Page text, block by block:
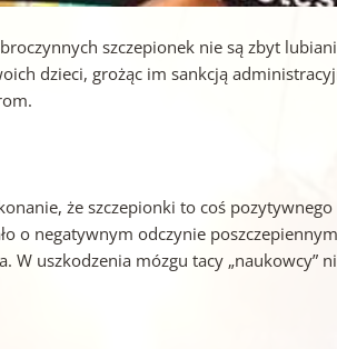
szczepionek nie są zbyt
dzieci, grożąc im sankcją
że szczepionki to coś
o negatywnym odczynie
uszkodzenia mózgu tacy „naukowcy”